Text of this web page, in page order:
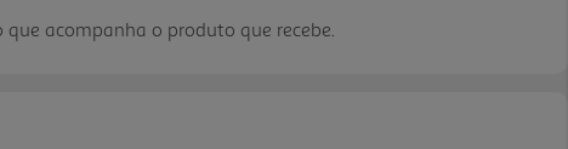
acompanha o produto que recebe.